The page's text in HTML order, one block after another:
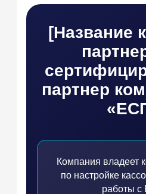
[Название
партнер
Компания владеет
по настройке
работы